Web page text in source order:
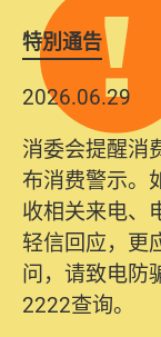
特別通告
2026.06.29
消委会提醒消
布消费警示。
收相关来电、
轻信回应，更
问，请致电防
2222查询。